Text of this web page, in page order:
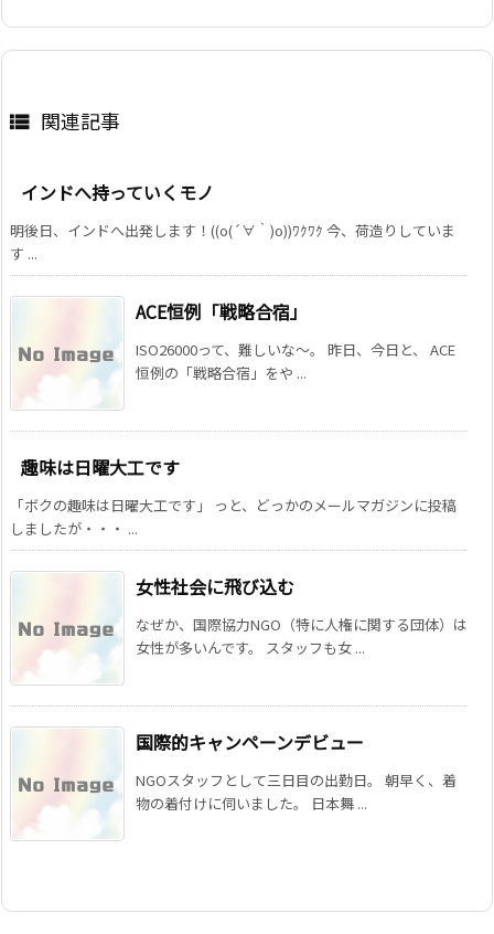
 関連記事
インドへ持っていくモノ
明後日、インドへ出発します！((o(´∀｀)o))ﾜｸﾜｸ 今、荷造りしていま
す ...
ACE恒例「戦略合宿」
ISO26000って、難しいな～。 昨日、今日と、 ACE
恒例の「戦略合宿」をや ...
趣味は日曜大工です
「ボクの趣味は日曜大工です」 っと、どっかのメールマガジンに投稿
しましたが・・・ ...
女性社会に飛び込む
なぜか、国際協力NGO（特に人権に関する団体）は
女性が多いんです。 スタッフも女 ...
国際的キャンペーンデビュー
NGOスタッフとして三日目の出勤日。 朝早く、着
物の着付けに伺いました。 日本舞 ...